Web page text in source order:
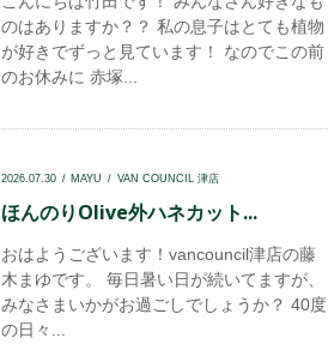
のはありますか？？ 私の息子はとても植物
が好きでずっと見ています！ なのでこの前
のお休みに 赤塚...
2026.07.30 MAYU VAN COUNCIL 津店
ほんのりOlive外ハネカット...
おはようございます！vancouncil津店の藤
木まゆです。 毎日暑い日が続いてますが、
みなさまいかがお過ごしでしょうか？ 40度
の日々...